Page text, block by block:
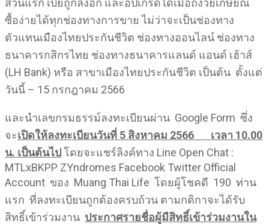
ส่วนแรก เบี้ยถูกลงอีก และอัปเกรดได้เมื่อถึงวัยเกษียณ
ซื้อง่ายได้ทุกช่องทางการขาย ไม่ว่าจะเป็นช่องทาง
ตัวแทนเมืองไทยประกันชีวิต ช่องทางออนไลน์ ช่องทาง
ธนาคารกสิกรไทย ช่องทางธนาคารแลนด์ แอนด์ เฮ้าส์
(LH Bank) หรือ สาขาเมืองไทยประกันชีวิต เป็นต้น ตั้งแต่
วันนี้ – 15 กรกฎาคม 2566
และนำเลขกรมธรรม์ลงทะเบียนผ่าน Google Form ซึ่ง
จะเปิดให้ลงทะเบียนวันที่ 5 สิงหาคม 2566 เวลา 10.00
น. เป็นต้นไปโดยจะแชร์ลิงค์ทาง Line Open Chat :
MTLxBKPP ZYndromes Facebook Twitter Official
Account ของ Muang Thai Life โดยผู้โชคดี 190 ท่าน
แรก ที่ลงทะเบียนถูกต้องครบถ้วน ตามกติกาจะได้รับ
สิทธิ์เข้าร่วมงาน ประกาศรายชื่อผู้มีสิทธิ์เข้าร่วมงานใน